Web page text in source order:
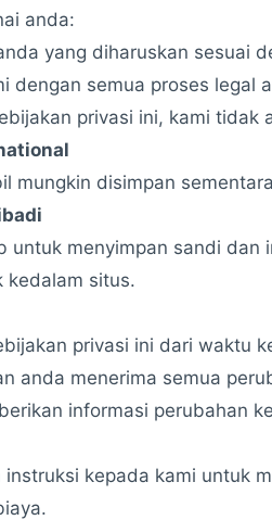
anda:
yang diharuskan sesuai
dengan semua proses legal
privasi ini, kami
mungkin disimpan
untuk menyimpan sandi dan
kedalam situs.
privasi ini dari waktu
anda menerima semua
informasi perubahan
kepada kami untuk